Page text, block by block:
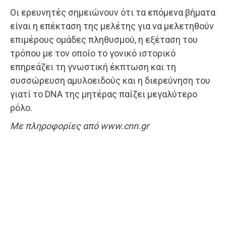
Οι ερευνητές σημειώνουν ότι τα επόμενα βήματα
είναι η επέκταση της μελέτης για να μελετηθούν
επιμέρους ομάδες πληθυσμού, η εξέταση του
τρόπου με τον οποίο το γονικό ιστορικό
επηρεάζει τη γνωστική έκπτωση και τη
συσσώρευση αμυλοειδούς και η διερεύνηση του
γιατί το DNA της μητέρας παίζει μεγαλύτερο
ρόλο.
Με πληροφορίες από www.cnn.gr